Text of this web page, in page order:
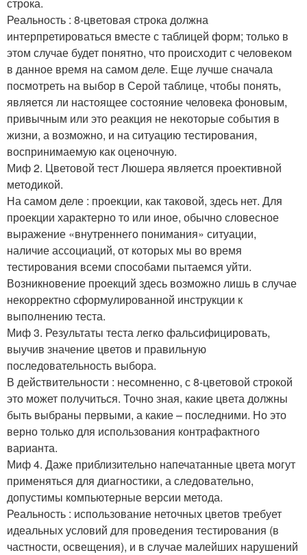
Реальность : 8-цветовая строка должна
интерпретироваться вместе с таблицей форм; только в
этом случае будет понятно, что происходит с человеком
в данное время на самом деле. Еще лучше сначала
посмотреть на выбор в Серой таблице, чтобы понять,
является ли настоящее состояние человека фоновым,
привычным или это реакция не некоторые события в
жизни, а возможно, и на ситуацию тестирования,
воспринимаемую как оценочную.
Миф 2. Цветовой тест Люшера является проективной
методикой.
На самом деле : проекции, как таковой, здесь нет. Для
проекции характерно то или иное, обычно словесное
выражение «внутреннего понимания» ситуации,
наличие ассоциаций, от которых мы во время
тестирования всеми способами пытаемся уйти.
Возникновение проекций здесь возможно лишь в случае
некорректно сформулированной инструкции к
выполнению теста.
Миф 3. Результаты теста легко фальсифицировать,
выучив значение цветов и правильную
последовательность выбора.
В действительности : несомненно, с 8-цветовой строкой
это может получиться. Точно зная, какие цвета должны
быть выбраны первыми, а какие – последними. Но это
верно только для использования контрафактного
варианта.
Миф 4. Даже приблизительно напечатанные цвета могут
применяться для диагностики, а следовательно,
допустимы компьютерные версии метода.
Реальность : использование неточных цветов требует
идеальных условий для проведения тестирования (в
частности, освещения), и в случае малейших нарушений